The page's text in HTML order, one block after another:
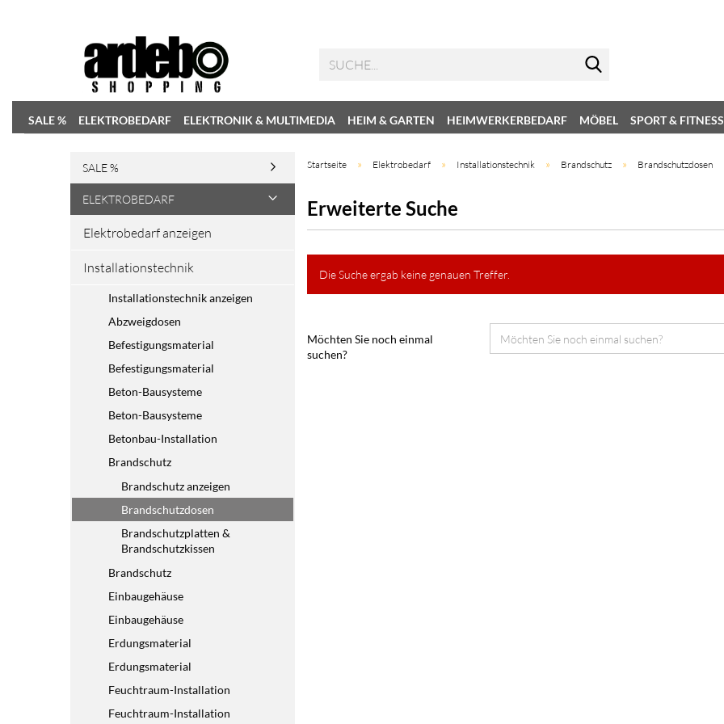
SALE % ELEKTROBEDARF ELEKTRONIK & MULTIMEDIA HEIM & GARTEN HEIMWERKERBEDARF MÖBEL SPORT & FITNESS
Startseite » Elektrobedarf » Installationstechnik » Brandschutz » Brandschutzdosen
Erweiterte Suche
Die Suche ergab keine genauen Treffer.
Möchten Sie noch einmal
suchen?
SALE %
ELEKTROBEDARF
Elektrobedarf anzeigen
Installationstechnik
Installationstechnik anzeigen
Abzweigdosen
Befestigungsmaterial
Befestigungsmaterial
Beton-Bausysteme
Beton-Bausysteme
Betonbau-Installation
Brandschutz
Brandschutz anzeigen
Brandschutzdosen
Brandschutzplatten &
Brandschutzkissen
Brandschutz
Einbaugehäuse
Einbaugehäuse
Erdungsmaterial
Erdungsmaterial
Feuchtraum-Installation
Feuchtraum-Installation